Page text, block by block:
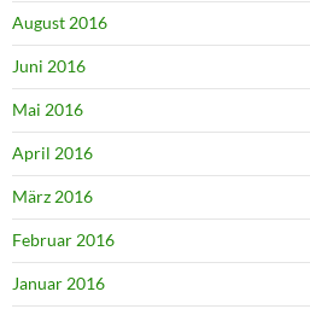
August 2016
Juni 2016
Mai 2016
April 2016
März 2016
Februar 2016
Januar 2016